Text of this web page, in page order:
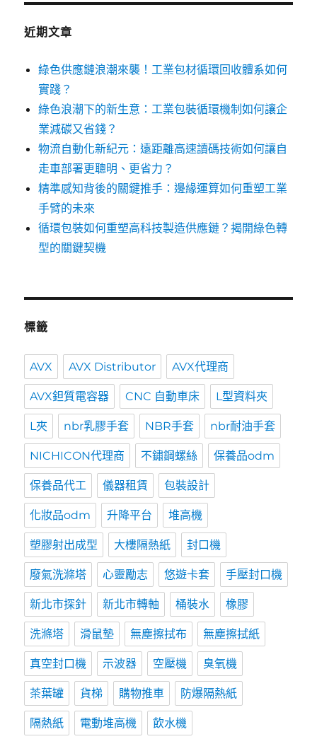
近期文章
綠色供應鏈浪潮來襲！工業包材循環回收體系如何
實踐？
綠色浪潮下的新生意：工業包裝循環機制如何讓企
業減碳又省錢？
物流自動化新紀元：遠距離高速讀碼技術如何讓自
走車部署更聰明、更省力？
精準感知背後的關鍵推手：邊緣運算如何重塑工業
手臂的未來
循環包裝如何重塑高科技製造供應鏈？揭開綠色轉
型的關鍵契機
標籤
AVX AVX Distributor AVX代理商
AVX鉭質電容器 CNC 自動車床 L型資料夾
L夾 nbr乳膠手套 NBR手套 nbr耐油手套
NICHICON代理商 不鏽鋼螺絲 保養品odm
保養品代工 儀器租賃 包裝設計
化妝品odm 升降平台 堆高機
塑膠射出成型 大樓隔熱紙 封口機
廢氣洗滌塔 心靈勵志 悠遊卡套 手壓封口機
新北市探針 新北市轉軸 桶裝水 橡膠
洗滌塔 滑鼠墊 無塵擦拭布 無塵擦拭紙
真空封口機 示波器 空壓機 臭氧機
茶葉罐 貨梯 購物推車 防爆隔熱紙
隔熱紙 電動堆高機 飲水機